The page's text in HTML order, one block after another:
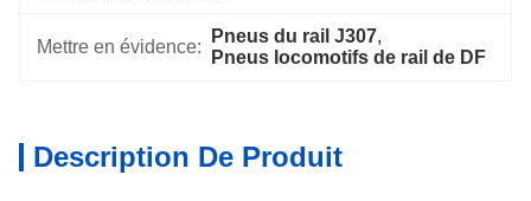
Mettre en évidence:
Pneus du rail J307,
Pneus locomotifs de rail de DF
Description De Produit